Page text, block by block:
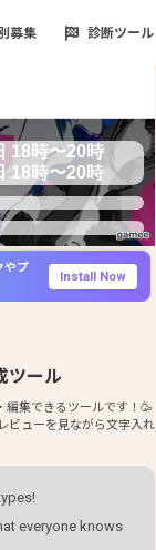
募集 診断ツール
18時〜20時
18時〜20時
やプ
Install Now
ツール
編集できるツールです！🥳
ビューを見ながら文字入れ
everyone knows